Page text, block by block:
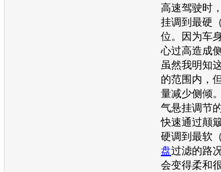
高速驾驶时
挂调到最硬
位。因为车
心过高造成
虽然我明知
的范围内，
量减少侧倾
气悬挂调节
快速通过颠
硬调到最软
盘过滤的路
会变得柔和